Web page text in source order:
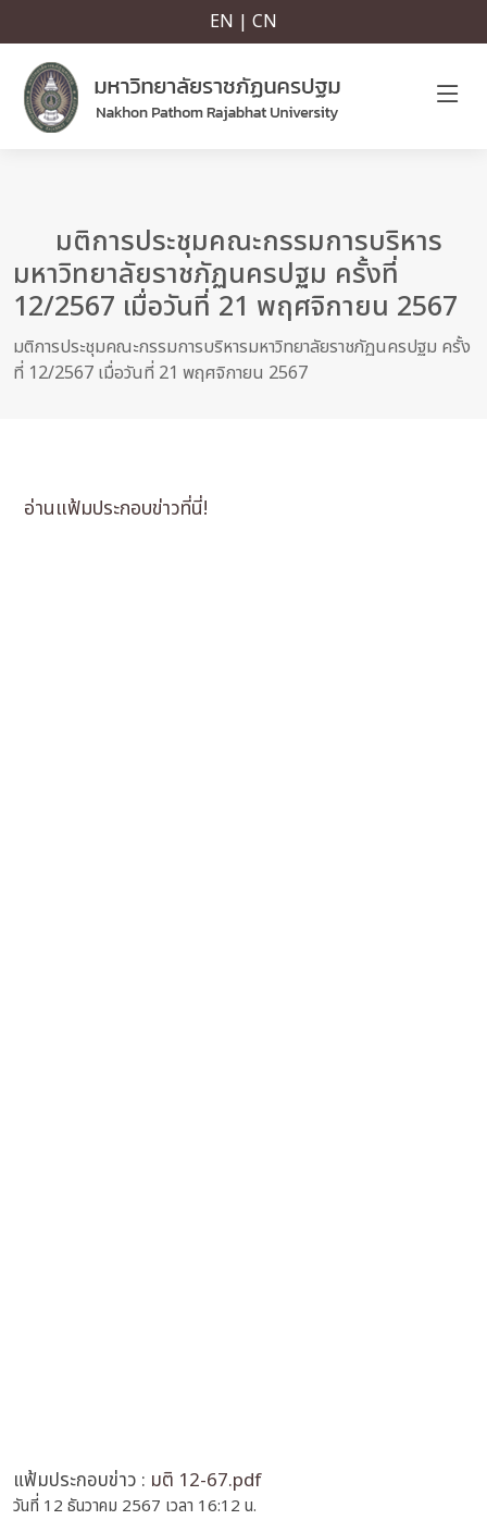
EN | CN
มติการประชุมคณะกรรมการบริหาร
มหาวิทยาลัยราชภัฏนครปฐม ครั้งที่
12/2567 เมื่อวันที่ 21 พฤศจิกายน 2567
มติการประชุมคณะกรรมการบริหารมหาวิทยาลัยราชภัฏนครปฐม ครั้ง
ที่ 12/2567 เมื่อวันที่ 21 พฤศจิกายน 2567
อ่านแฟ้มประกอบข่าวที่นี่!
แฟ้มประกอบข่าว : มติ 12-67.pdf
วันที่ 12 ธันวาคม 2567 เวลา 16:12 น.